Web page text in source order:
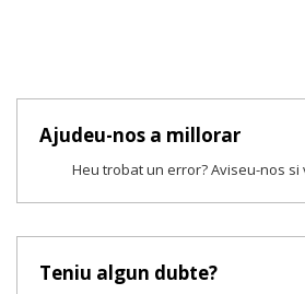
Ajudeu-nos a millorar
Heu trobat un error? Aviseu-nos
Teniu algun dubte?